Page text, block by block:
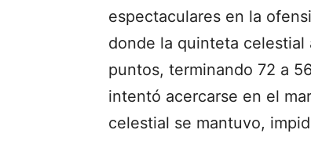
espectaculares en la
donde la quinteta celestial
puntos, terminando 72 a
intentó acercarse en el
celestial se mantuvo,